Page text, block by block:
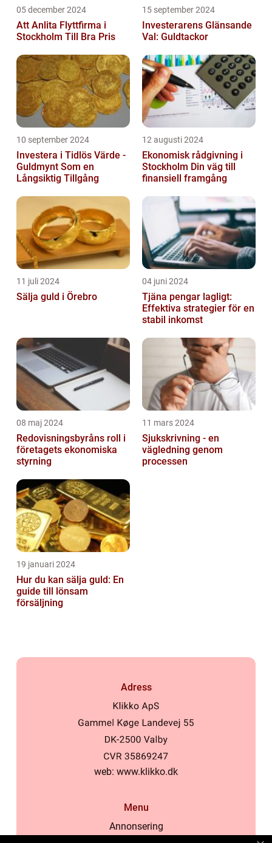
05 december 2024
Att Anlita Flyttfirma i
Stockholm Till Bra Pris
15 september 2024
Investerarens Glänsande
Val: Guldtackor
10 september 2024
Investera i Tidlös Värde -
Guldmynt Som en
Långsiktig Tillgång
12 augusti 2024
Ekonomisk rådgivning i
Stockholm Din väg till
finansiell framgång
11 juli 2024
Sälja guld i Örebro
04 juni 2024
Tjäna pengar lagligt:
Effektiva strategier för en
stabil inkomst
08 maj 2024
Redovisningsbyråns roll i
företagets ekonomiska
styrning
11 mars 2024
Sjukskrivning - en
vägledning genom
processen
19 januari 2024
Hur du kan sälja guld: En
guide till lönsam
försäljning
Adress
web: www.klikko.dk
Menu
Annonsering